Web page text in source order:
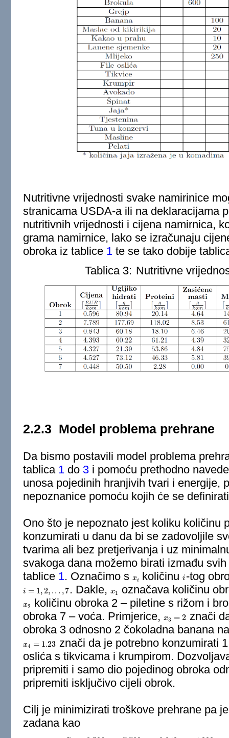
Nutritivne vrijednosti svake namirinice
stranicama USDA-a ili na deklaracijama
nutritivnih vrijednosti i cijena namirnica,
grama namirnice, lako se izračunaju
obroka iz tablice 1te se tako dobije
Tablica 3: Nutritivne
2.2.3 Model problema prehrane
Da bismo postavili model problema
tablica 1do 3i pomoću prethodno
unosa pojedinih hranjivih tvari i energije,
nepoznanice pomoću kojih će se
Ono što je nepoznato jest koliku količinu
konzumirati u danu da bi se zadovoljile
tvarima ali bez pretjerivanja i uz
svakoga dana možemo birati izmađu
tablice 1. Označimo s xi
xi količinui
i -tog
i = 1,2, . . . ,7
i= 1,2,.. .,7 . Dakle, x1
x1 označava količinu
x2
x2
količinu obroka 2 – piletine s rižom i
obroka 7 – voća. Primjerice, x3 = 2
x3=2
znači
obroka 3 odnosno 2 čokoladna banana
x4 = 1.23
x4=1.23
znači da je potrebno konzumirati
oslića s tikvicama i krumpirom.
pripremiti i samo dio pojedinog obroka
pripremiti isključivo cijeli obrok.
Cilj je minimizirati troškove prehrane pa
zadana kao